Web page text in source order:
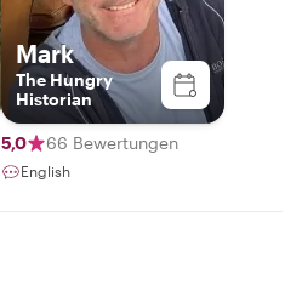
Mark
The Hungry
Historian
5,0 66 Bewertungen
English